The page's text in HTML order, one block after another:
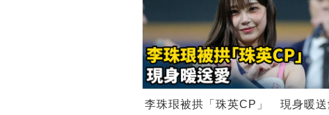
李珠珢被拱「珠英CP」 現身暖送